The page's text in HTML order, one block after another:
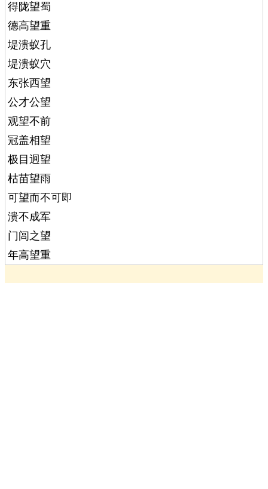
得陇望蜀
德高望重
堤溃蚁孔
堤溃蚁穴
东张西望
公才公望
观望不前
冠盖相望
极目迥望
枯苗望雨
可望而不可即
溃不成军
门闾之望
年高望重